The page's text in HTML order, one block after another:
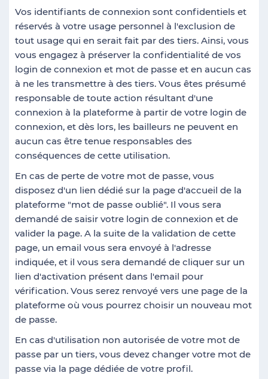
Vos identifiants de connexion sont confidentiels et
réservés à votre usage personnel à l'exclusion de
tout usage qui en serait fait par des tiers. Ainsi, vous
vous engagez à préserver la confidentialité de vos
login de connexion et mot de passe et en aucun cas
à ne les transmettre à des tiers. Vous êtes présumé
responsable de toute action résultant d'une
connexion à la plateforme à partir de votre login de
connexion, et dès lors, les bailleurs ne peuvent en
aucun cas être tenue responsables des
conséquences de cette utilisation.
En cas de perte de votre mot de passe, vous
disposez d'un lien dédié sur la page d'accueil de la
plateforme "mot de passe oublié". Il vous sera
demandé de saisir votre login de connexion et de
valider la page. A la suite de la validation de cette
page, un email vous sera envoyé à l'adresse
indiquée, et il vous sera demandé de cliquer sur un
lien d'activation présent dans l'email pour
vérification. Vous serez renvoyé vers une page de la
plateforme où vous pourrez choisir un nouveau mot
de passe.
En cas d'utilisation non autorisée de votre mot de
passe par un tiers, vous devez changer votre mot de
passe via la page dédiée de votre profil.